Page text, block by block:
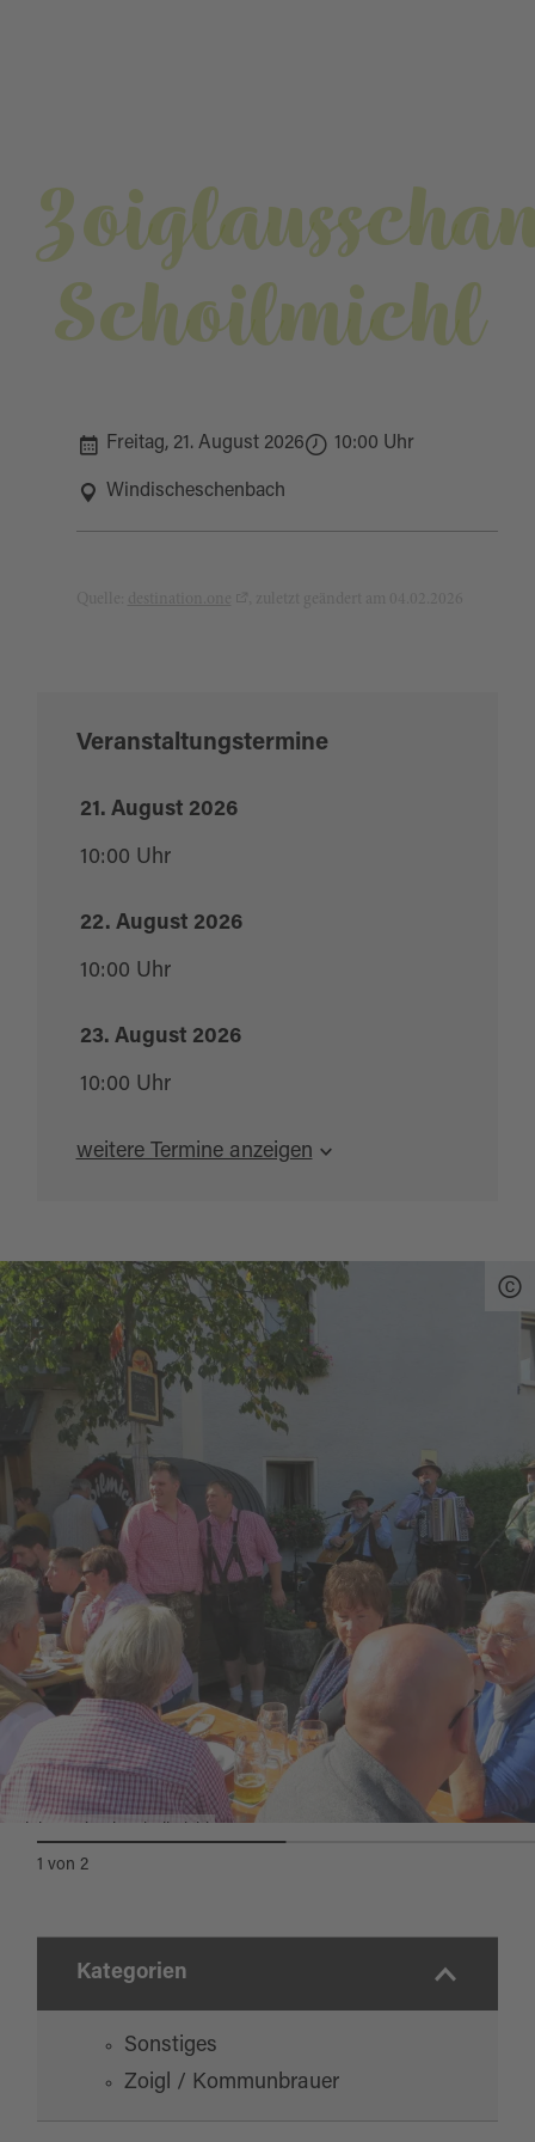
Schoilmichl
Freitag, 21. August 2026 10:00 Uhr
Windischeschenbach
Veranstaltungstermine
21. August 2026
10:00 Uhr
22. August 2026
10:00 Uhr
23. August 2026
10:00 Uhr
weitere Termine anzeigen
1 von2
Kategorien
Sonstiges
Zoigl / Kommunbrauer